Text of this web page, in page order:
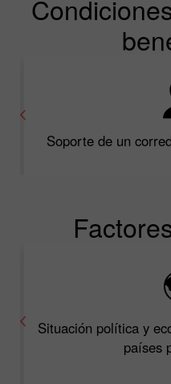
Soporte de un
Situación política y
países